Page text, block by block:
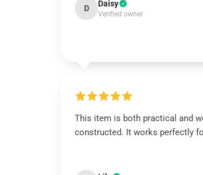
D Daisy
Verified owner
This item is both practical and
constructed. It works perfectly